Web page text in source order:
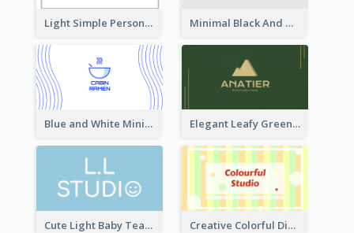
Light Simple Personal Hair Stylist Business Card Design Minimal Black And White Reflective Business Card Designs
Blue and White Minimal Ramen Business Card Maker Elegant Leafy Green Mountain Business Card
Cute Light Baby Teal Smiley Studio Business Card Maker Creative Colorful Digital Business Card Design